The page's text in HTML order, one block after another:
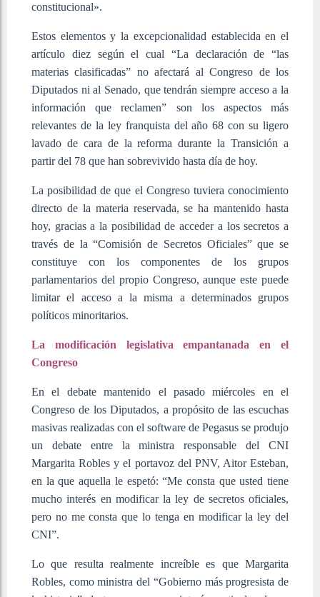
constitucional».
Estos elementos y la excepcionalidad establecida en el
artículo diez según el cual “La declaración de “las
materias clasificadas” no afectará al Congreso de los
Diputados ni al Senado, que tendrán siempre acceso a la
información que reclamen” son los aspectos más
relevantes de la ley franquista del año 68 con su ligero
lavado de cara de la reforma durante la Transición a
partir del 78 que han sobrevivido hasta día de hoy.
La posibilidad de que el Congreso tuviera conocimiento
directo de la materia reservada, se ha mantenido hasta
hoy, gracias a la posibilidad de acceder a los secretos a
través de la “Comisión de Secretos Oficiales” que se
constituye con los componentes de los grupos
parlamentarios del propio Congreso, aunque este puede
limitar el acceso a la misma a determinados grupos
políticos minoritarios.
La modificación legislativa empantanada en el
Congreso
En el debate mantenido el pasado miércoles en el
Congreso de los Diputados, a propósito de las escuchas
masivas realizadas con el software de Pegasus se produjo
un debate entre la ministra responsable del CNI
Margarita Robles y el portavoz del PNV, Aitor Esteban,
en la que aquella le espetó: “Me consta que usted tiene
mucho interés en modificar la ley de secretos oficiales,
pero no me consta que lo tenga en modificar la ley del
CNI”.
Lo que resulta realmente increíble es que Margarita
Robles, como ministra del “Gobierno más progresista de